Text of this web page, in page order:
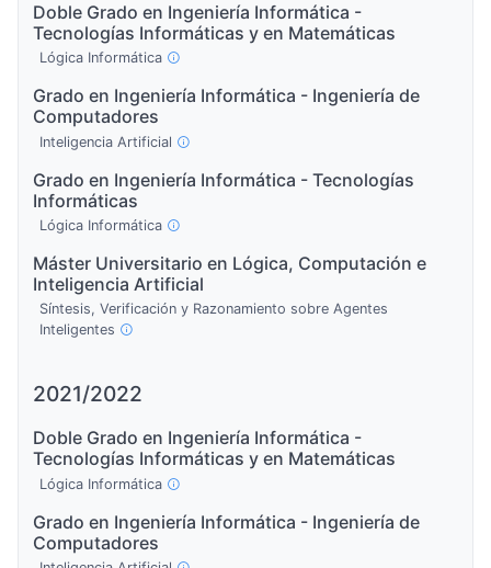
Doble Grado en Ingeniería Informática -
Tecnologías Informáticas y en Matemáticas
Lógica Informática
Grado en Ingeniería Informática - Ingeniería de
Computadores
Inteligencia Artificial
Grado en Ingeniería Informática - Tecnologías
Informáticas
Lógica Informática
Máster Universitario en Lógica, Computación e
Inteligencia Artificial
Síntesis, Verificación y Razonamiento sobre Agentes
Inteligentes
2021/2022
Doble Grado en Ingeniería Informática -
Tecnologías Informáticas y en Matemáticas
Lógica Informática
Grado en Ingeniería Informática - Ingeniería de
Computadores